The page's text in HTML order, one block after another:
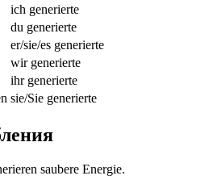
ich generierte
du generierte
er/sie/es generierte
wir generierte
ihr generierte
sie/Sie generierte
saubere Energie.